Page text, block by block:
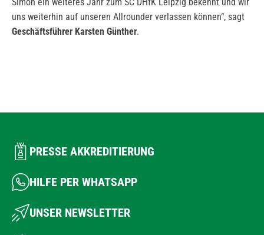
uns weiterhin auf unseren Allrounder verlassen können“, sagt
Geschäftsführer Karsten Günther.
PRESSE AKKREDITIERUNG
HILFE PER WHATSAPP
UNSER NEWSLETTER